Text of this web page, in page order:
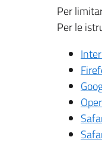
Per
Per le